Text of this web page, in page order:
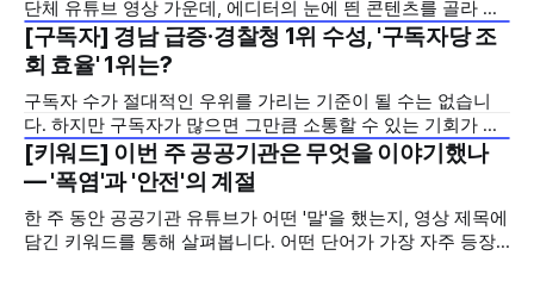
니다. '빠르지만
단체 유튜브 영상 가운데, 에디터의 눈에 띈 콘텐츠를 골라 그
시도와 의미를 들여다보는 코너입니다. 조회수 순위표 맨 위에
오르지는 못했지만, 다른 채널이 가지 않은 길을 택한 콘텐츠
를 소개합니다. 이번 주는 특정 영상 한 편이 아니라, 채널 하나
의 '변화'를 이야기하려
2026년 7월 5주
[구독자] 경남 급증·경찰청 1위 수성, '구독자당 조
회 효율' 1위는?
구독자 수가 절대적인 우위를 가리는 기준이 될 수는 없습니
다. 하지만 구독자가 많으면 그만큼 소통할 수 있는 기회가 많
아집니다. 소통은 곧 채널의 신뢰로 이어집니다. 억지로 구독
자를 확보하기보다는 소통하는, 그래서 충성도 높은 구독자를
다수 확보하길 바라는 마음을 담아, 중앙행정기관과 광역자치
단체 유튜브 채널의 구독자를 월 단위로 분석합니다. 중앙행정
기관과 광역자치단체 유튜브 채널의 구독자를 통합하여
2026년 7월 5주
[키워드] 이번 주 공공기관은 무엇을 이야기했나
— '폭염'과 '안전'의 계절
한 주 동안 공공기관 유튜브가 어떤 '말'을 했는지, 영상 제목에
담긴 키워드를 통해 살펴봅니다. 어떤 단어가 가장 자주 등장